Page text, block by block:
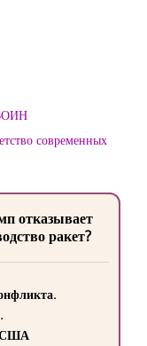
современных
отказывает
ракет?
США